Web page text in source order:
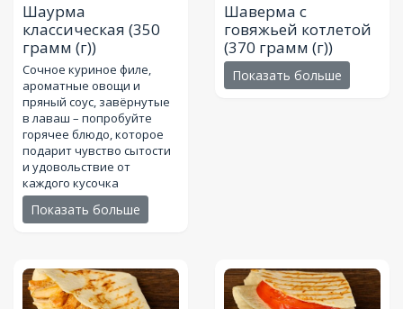
Шаурма
классическая (350
грамм (г))
Сочное куриное филе,
ароматные овощи и
пряный соус, завёрнутые
в лаваш – попробуйте
горячее блюдо, которое
подарит чувство сытости
и удовольствие от
каждого кусочка
Показать больше
Шаверма с
говяжьей котлетой
(370 грамм (г))
Показать больше